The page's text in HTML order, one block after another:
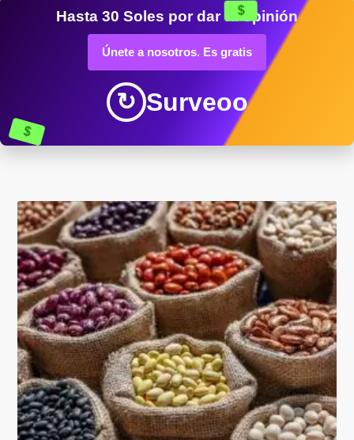
$
$
Hasta 30 Soles por dar tu opinión
Únete a nosotros. Es gratis
↻ Surveoo